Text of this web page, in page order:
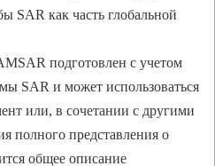
SAR как часть глобальной
подготовлен с учетом
SAR и может использоваться
или, в сочетании с другими
полного представления о
общее описание